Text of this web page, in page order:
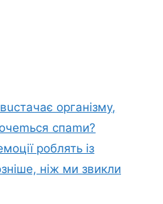
оpганізму,
спаmи?
pоблять із
ніж ми звикли